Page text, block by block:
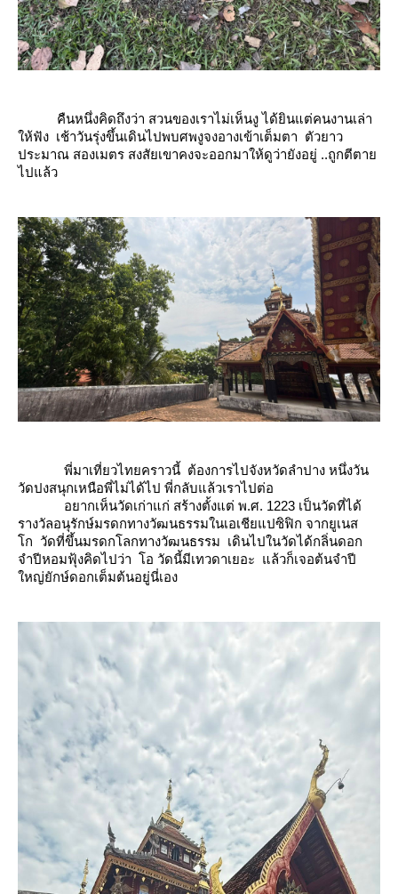
คืนหนึ่งคิดถึงว่า สวนของเราไม่เห็นงู ได้ยินแต่คนงานเล่า
ห้ฟัง เช้าวันรุ่งขึ้นเดินไปพบศพงูจงอางเข้าเต็มตา ตัวยาว
ประมาณ สองเมตร สงสัยเขาคงจะออกมาให้ดูว่ายังอยู่ ..ถูกตีตา
ไปแล้ว
พี่มาเที่ยวไทยคราวนี้ ต้องการไปจังหวัดลำปาง หนึ่งวัน
วัดปงสนุกเหนือพี่ไม่ได้ไป พี่กลับแล้วเราไปต่อ
อยากเห็นวัดเก่าแก่ สร้างตั้งแต่ พ.ศ. 1223 เป็นวัดที่ได้
รางวัลอนุรักษ์มรดกทางวัฒนธรรมในเอเชียแปซิฟิก จากยูเนส
ก วัดที่ขึ้นมรดกโลกทางวัฒนธรรม เดินไปในวัดได้กลิ่นดอก
จำปีหอมฟุ้งคิดไปว่า โอ วัดนี้มีเทวดาเยอะ แล้วก็เจอต้นจำปี
หญ่ยักษ์ดอกเต็มต้นอยู่นี่เอง